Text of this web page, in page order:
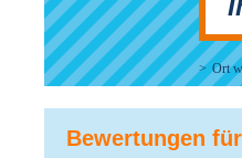
Ort
Bewertungen